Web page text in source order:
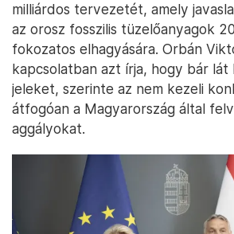
milliárdos tervezetét, amely
az orosz fosszilis tüzelőanyagok
fokozatos elhagyására. Orbán
kapcsolatban azt írja, hogy bár
jeleket, szerinte az nem kezeli
átfogóan a Magyarország által
aggályokat.